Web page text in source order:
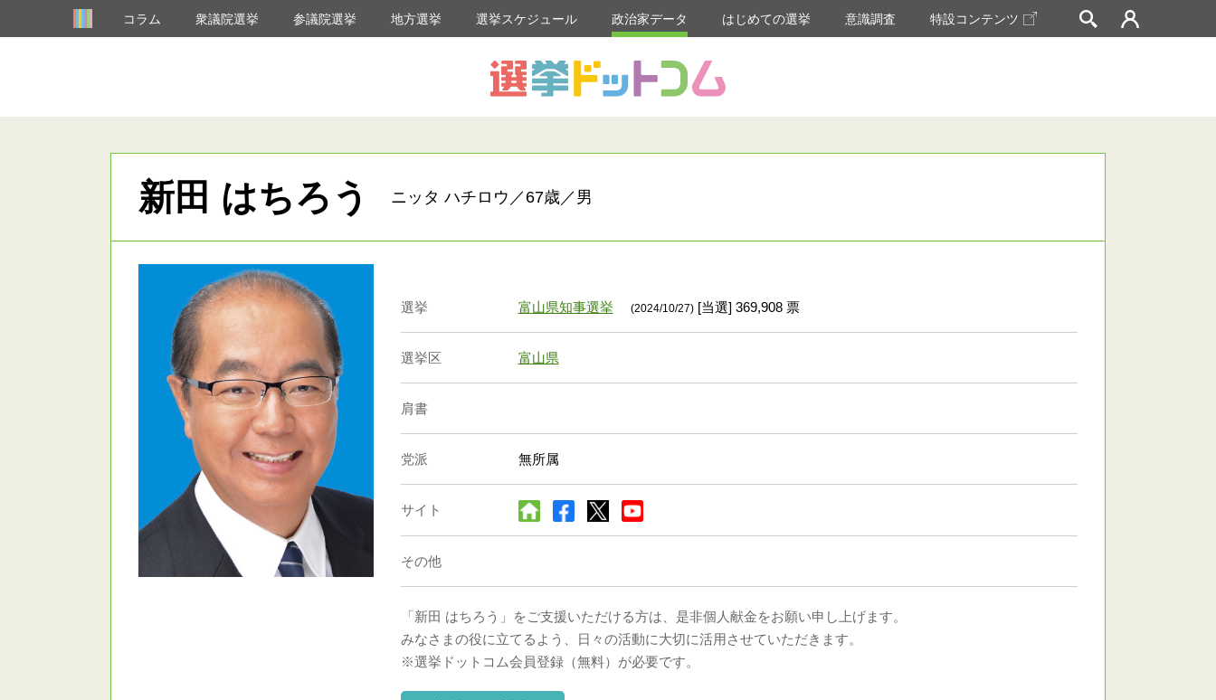
コラム 衆議院選挙 参議院選挙 地方選挙 選挙スケジュール 政治家データ はじめての選挙 意識調査 特設コンテンツ
新田 はちろう ニッタ ハチロウ／67歳／男
選挙 富山県知事選挙 (2024/10/27)[当選] 369,908 票
選挙区 富山県
肩書
党派 無所属
サイト
その他
「新田 はちろう」をご支援いただける方は、是非個人献金をお願い申し上げます。
みなさまの役に立てるよう、日々の活動に大切に活用させていただきます。
※選挙ドットコム会員登録（無料）が必要です。